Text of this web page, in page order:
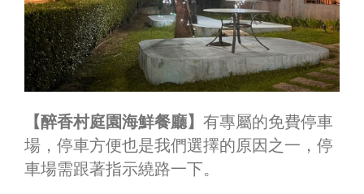
【醉香村庭園海鮮餐廳】 有專屬的免費停車
場，停車方便也是我們選擇的原因之一，停
車場需跟著指示繞路一下。